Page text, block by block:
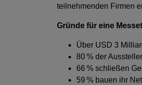
teilnehmenden Firmen
Gründe für eine
Über USD 3
80 % der
66 % schließen
59 % bauen ihr